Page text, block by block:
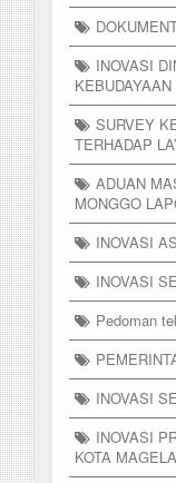
INOVASI
SURVEY
TERHADAP
ADUAN
MONGGO
INOVASI
INOVASI
Pedoman
INOVASI
INOVASI
KOTA